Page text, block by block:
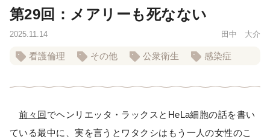
第29回：メアリーも死なない
2025.11.14 田中 大介
看護倫理 その他 公衆衛生 感染症
前々回でヘンリエッタ・ラックスとHeLa細胞の話を書い
ている最中に、実を言うとワタクシはもう一人の女性のこ